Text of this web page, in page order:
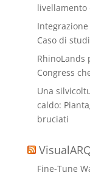
livellamento
Caso di
RhinoLands
Congress
Una
caldo:
bruciati
Fine-Tune